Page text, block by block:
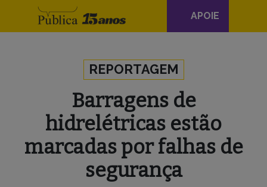
Navegação
principal
APOIE
REPORTAGEM
Barragens de
hidrelétricas estão
marcadas por falhas de
segurança